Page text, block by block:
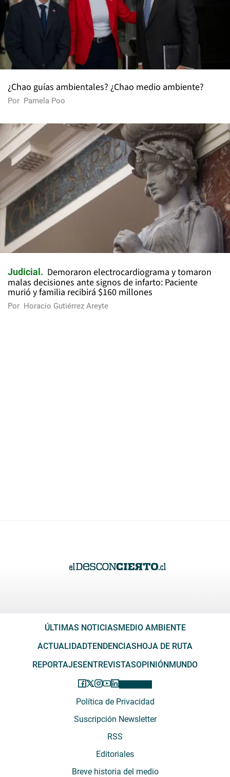
¿Chao guías ambientales? ¿Chao medio ambiente?
Por Pamela Poo
Judicial
Demoraron electrocardiograma y tomaron
malas decisiones ante signos de infarto: Paciente
murió y familia recibirá $160 millones
Por Horacio Gutiérrez Areyte
ÚLTIMAS NOTICIASMEDIO AMBIENTE
ACTUALIDADTENDENCIASHOJA DE RUTA
REPORTAJESENTREVISTASOPINIÓNMUNDO
Política de Privacidad
Suscripción Newsletter
RSS
Editoriales
Breve historia del medio